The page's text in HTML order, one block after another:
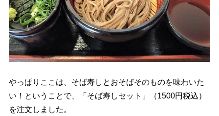
やっぱりここは、そば寿しとおそばそのものを味わいた
い！ということで、「そば寿しセット」（1500円税込）
を注文しました。